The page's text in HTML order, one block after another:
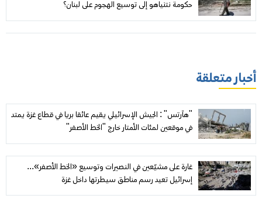
حكومة نتنياهو إلى توسيع الهجوم على لبنان؟
أخبار متعلقة
"هآرتس" : الجيش الإسرائيلي يقيم عائقا بريا في قطاع غزة يمتد
في موقعين لمئات الأمتار خارج "الخط الأصفر"
غارة على مشيّعين في النصيرات وتوسيع «الخط الأصفر»...
إسرائيل تعيد رسم مناطق سيطرتها داخل غزة